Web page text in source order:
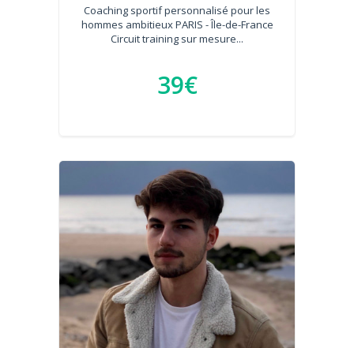
Coaching sportif personnalisé pour les
hommes ambitieux PARIS - Île-de-France
Circuit training sur mesure...
39€